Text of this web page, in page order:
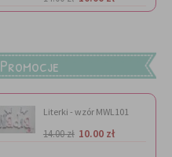
Promocje
Literki - wzór MWL101
14.00 zł 10.00 zł